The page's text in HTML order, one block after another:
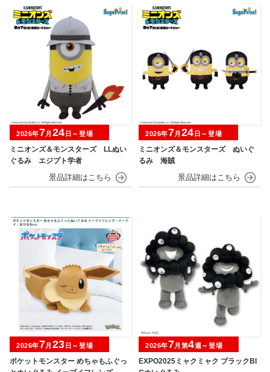
ミニオンズ＆モンスターズ LLぬい
ぐるみ エジプト学者
2026年7月 24 日～登場
ミニオンズ＆モンスターズ ぬいぐ
るみ 海賊
2026年7月 24 日～登場
ポケットモンスター めちゃもふぐっ
2026年7月 23 日～登場
EXPO2025ミャクミャク ブラックBI
2026年7月第4週～登場